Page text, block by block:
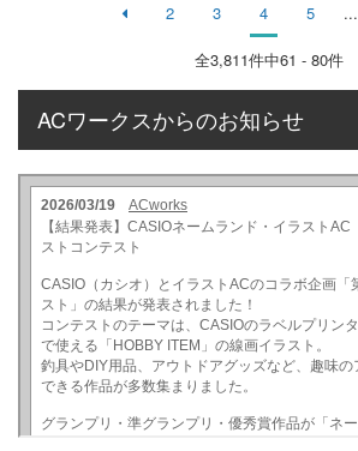
2 3 4 5 ...
全3,811件中61 - 80件
ACワークスからのお知らせ